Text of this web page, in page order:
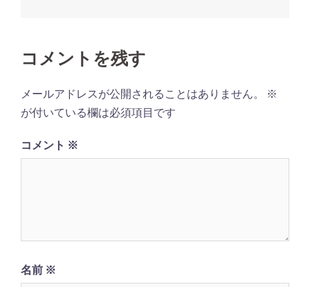
ビ
ゲ
ー
シ
ン
コメントを残す
メールアドレスが公開されることはありません。
※
が付いている欄は必須項目です
コメント ※
名前 ※